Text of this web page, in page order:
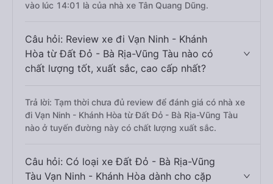
vào lúc 14:01 là của nhà xe Tân Quang Dũng.
Câu hỏi: Review xe đi Vạn Ninh - Khánh
Hòa từ Đất Đỏ - Bà Rịa-Vũng Tàu nào có
chất lượng tốt, xuất sắc, cao cấp nhất?
Trả lời: Tạm thời chưa đủ review để đánh giá có nhà xe
đi Vạn Ninh - Khánh Hòa từ Đất Đỏ - Bà Rịa-Vũng Tàu
nào ở tuyến đường này có chất lượng xuất sắc.
Câu hỏi: Có loại xe Đất Đỏ - Bà Rịa-Vũng
Tàu Vạn Ninh - Khánh Hòa dành cho cặp